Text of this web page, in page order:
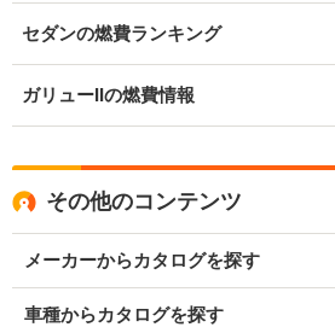
セダンの燃費ランキング
ガリューIIの燃費情報
その他のコンテンツ
メーカーからカタログを探す
車種からカタログを探す